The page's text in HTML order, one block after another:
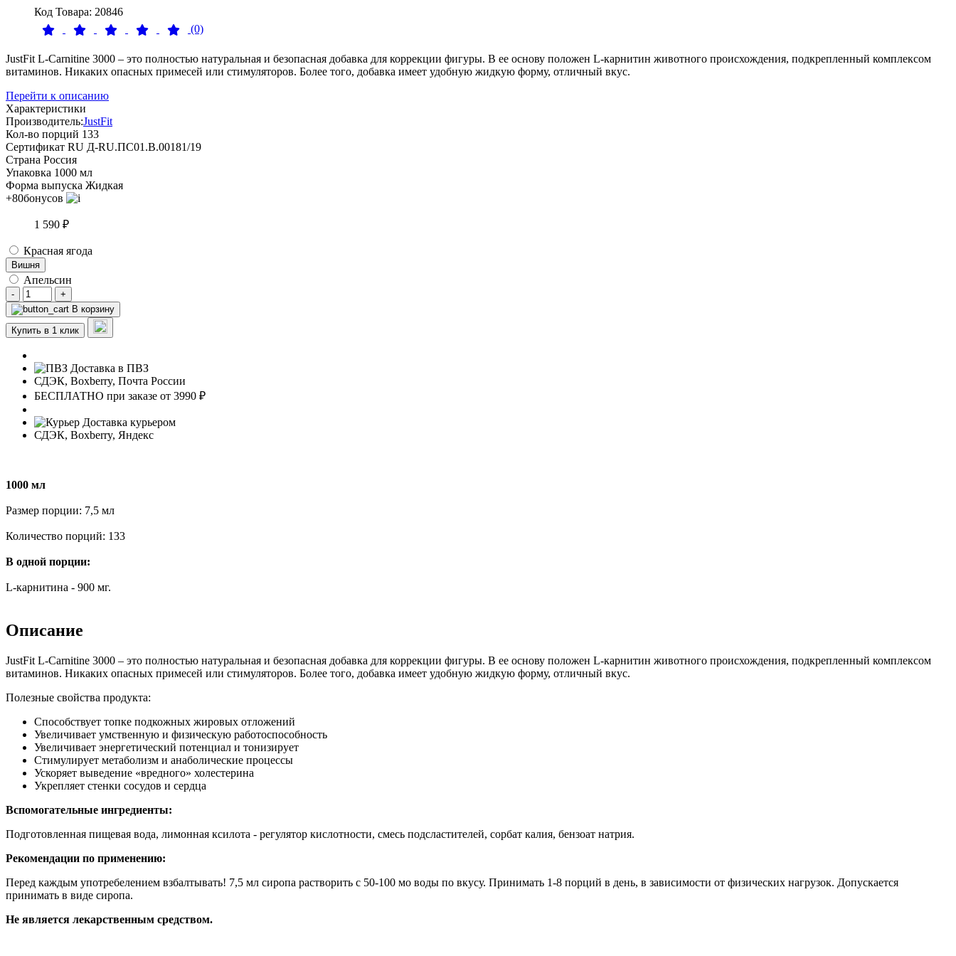
Код Товара: 20846
(0)
JustFit L-Carnitine 3000 – это полностью натуральная и безопасная добавка для коррекции фигуры. В ее основу положен L-карнитин животного происхождения, подкрепленный комплексом
витаминов. Никаких опасных примесей или стимуляторов. Более того, добавка имеет удобную жидкую форму, отличный вкус.
Перейти к описанию
Характеристики
Производитель:JustFit
Кол-во порций 133
Сертификат RU Д-RU.ПС01.B.00181/19
Страна Россия
Упаковка 1000 мл
Форма выпуска Жидкая
+80бонусов
1 590 ₽
Красная ягода
Вишня
Апельсин
-
+
В корзину
Купить в 1 клик
Доставка в ПВЗ
СДЭК, Boxberry, Почта России
БЕСПЛАТНО при заказе от 3990 ₽
Доставка курьером
СДЭК, Boxberry, Яндекс
1000 мл
Размер порции: 7,5 мл
Количество порций: 133
В одной порции:
L-карнитина - 900 мг.
Описание
JustFit L-Carnitine 3000 – это полностью натуральная и безопасная добавка для коррекции фигуры. В ее основу положен L-карнитин животного происхождения, подкрепленный комплексом
витаминов. Никаких опасных примесей или стимуляторов. Более того, добавка имеет удобную жидкую форму, отличный вкус.
Полезные свойства продукта:
Способствует топке подкожных жировых отложений
Увеличивает умственную и физическую работоспособность
Увеличивает энергетический потенциал и тонизирует
Стимулирует метаболизм и анаболические процессы
Ускоряет выведение «вредного» холестерина
Укрепляет стенки сосудов и сердца
Вспомогательные ингредиенты:
Подготовленная пищевая вода, лимонная ксилота - регулятор кислотности, смесь подсластителей, сорбат калия, бензоат натрия.
Рекомендации по применению:
Перед каждым употребелением взбалтывать! 7,5 мл сиропа растворить с 50-100 мо воды по вкусу. Принимать 1-8 порций в день, в зависимости от физических нагрузок. Допускается
принимать в виде сиропа.
Не является лекарственным средством.